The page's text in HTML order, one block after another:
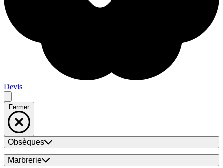
Devis
Fermer
Obsèques
Marbrerie